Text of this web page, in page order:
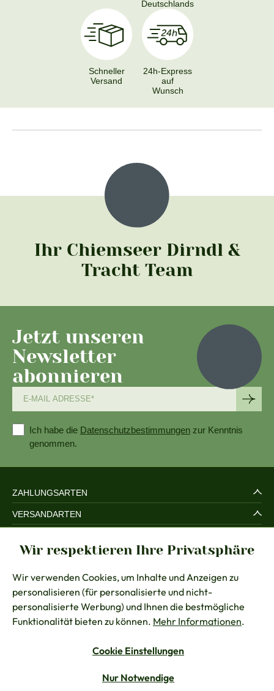
Deutschlands
Schneller
Versand
24h-Express
auf
Wunsch
Ihr Chiemseer Dirndl &
Tracht Team
Jetzt unseren
Newsletter
abonnieren
Ich habe die Datenschutzbestimmungen zur Kenntnis
genommen.
ZAHLUNGSARTEN
VERSANDARTEN
RECHTLICHES
BERATUNG
KONTAKT
Vertrag widerrufen
Wir respektieren Ihre Privatsphäre
Wir verwenden Cookies, um Inhalte und Anzeigen zu
personalisieren (für personalisierte und nicht-
personalisierte Werbung) und Ihnen die bestmögliche
Funktionalität bieten zu können. Mehr Informationen.
Cookie Einstellungen
Nur Notwendige